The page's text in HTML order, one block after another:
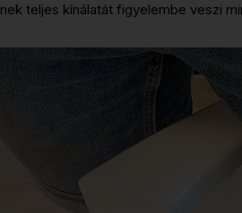
teljes kínálatát figyelembe veszi